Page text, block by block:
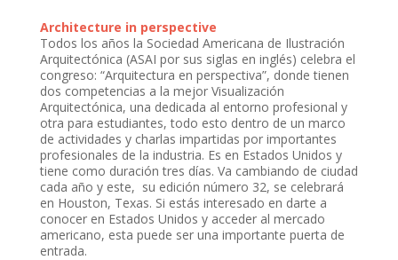
Architecture in perspective
Todos los años la Sociedad Americana de Ilustración
Arquitectónica (ASAI por sus siglas en inglés) celebra el
congreso: “Arquitectura en perspectiva”, donde tienen
dos competencias a la mejor Visualización
Arquitectónica, una dedicada al entorno profesional y
otra para estudiantes, todo esto dentro de un marco
de actividades y charlas impartidas por importantes
profesionales de la industria. Es en Estados Unidos y
tiene como duración tres días. Va cambiando de ciudad
cada año y este, su edición número 32, se celebrará
en Houston, Texas. Si estás interesado en darte a
conocer en Estados Unidos y acceder al mercado
americano, esta puede ser una importante puerta de
entrada.